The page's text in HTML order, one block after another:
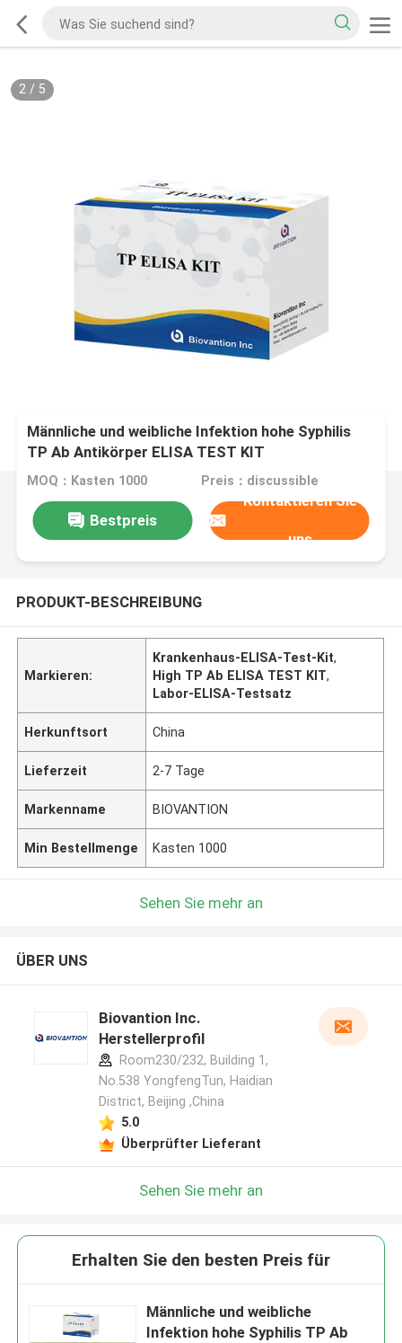
2/ 5
Männliche und weibliche Infektion hohe Syphilis
TP Ab Antikörper ELISA TEST KIT
MOQ：Kasten 1000 Preis：discussible
Bestpreis
Kontaktieren Sie
uns
PRODUKT-BESCHREIBUNG
Markieren:
Krankenhaus-ELISA-Test-Kit,
High TP Ab ELISA TEST KIT,
Labor-ELISA-Testsatz
Herkunftsort China
Lieferzeit 2-7 Tage
Markenname BIOVANTION
Min Bestellmenge Kasten 1000
Sehen Sie mehr an
ÜBER UNS
Biovantion Inc.
Herstellerprofil
Room230/232, Building 1,
No.538 YongfengTun, Haidian
District, Beijing ,China
5.0
Überprüfter Lieferant
Sehen Sie mehr an
Erhalten Sie den besten Preis für
Männliche und weibliche
Infektion hohe Syphilis TP Ab